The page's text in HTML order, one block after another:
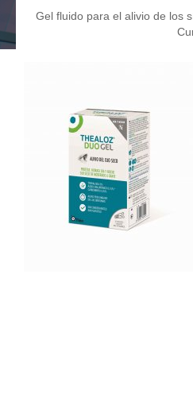
Gel fluido para el alivio de los